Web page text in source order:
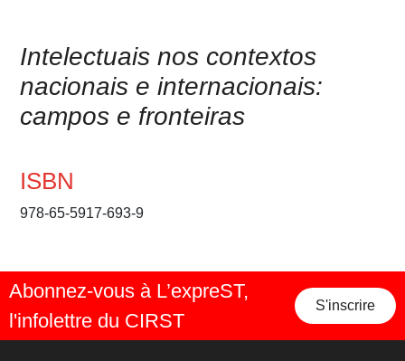
Intelectuais nos contextos
nacionais e internacionais:
campos e fronteiras
ISBN
978-65-5917-693-9
Abonnez-vous à L’expreST,
l'infolettre du CIRST
S'inscrire